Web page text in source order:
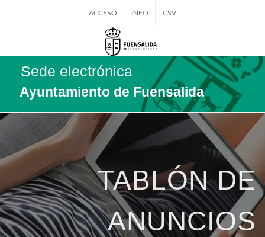
ACCESO INFO CSV
Sede electrónica
Ayuntamiento de Fuensalida
TABLÓN DE
ANUNCIOS